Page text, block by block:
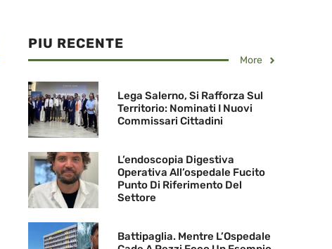
PIU RECENTE
More
Lega Salerno, Si Rafforza Sul
Territorio: Nominati I Nuovi
Commissari Cittadini
L’endoscopia Digestiva
Operativa All’ospedale Fucito
Punto Di Riferimento Del
Settore
Battipaglia. Mentre L’Ospedale